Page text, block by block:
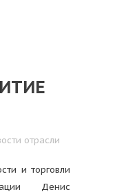
отрасли
и торговли
Денис